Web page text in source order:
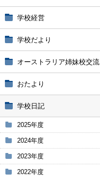
学校経営
学校だより
オーストラリア姉妹校交流
おたより
学校日記
2025年度
2024年度
2023年度
2022年度